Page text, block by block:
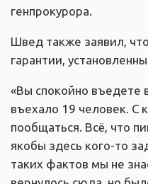
генпрокурора.
Швед также заявил,
гарантии,
«Вы спокойно въедете
въехало 19 человек.
пообщаться. Всё, что
якобы здесь кого-то
таких фактов мы не